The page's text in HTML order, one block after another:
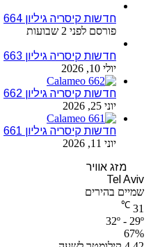
חדשות קיסריה גיליון 664
פורסם לפני 2 שבועות
חדשות קיסריה גיליון 663
יולי 10, 2026
חדשות קיסריה גיליון 662
יוני 25, 2026
חדשות קיסריה גיליון 661
יוני 11, 2026
מזג אוויר
Tel Aviv
שמיים בהירים
31
℃
32º - 29º
67%